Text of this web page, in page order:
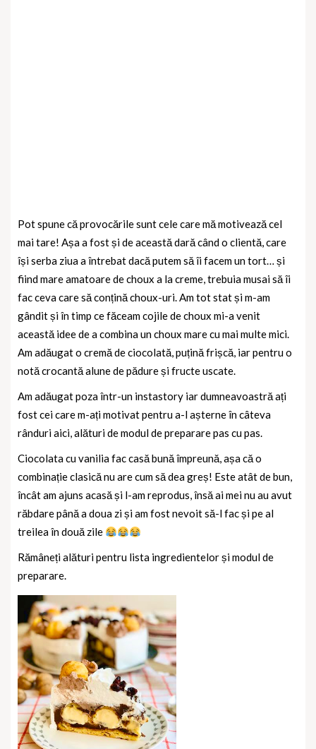
Pot spune că provocările sunt cele care mă motivează cel
mai tare! Așa a fost și de această dară când o clientă, care
își serba ziua a întrebat dacă putem să îi facem un tort… și
fiind mare amatoare de choux a la creme, trebuia musai să îi
fac ceva care să conțină choux-uri. Am tot stat și m-am
gândit și în timp ce făceam cojile de choux mi-a venit
această idee de a combina un choux mare cu mai multe mici.
Am adăugat o cremă de ciocolată, puțină frișcă, iar pentru o
notă crocantă alune de pădure și fructe uscate.
Am adăugat poza într-un instastory iar dumneavoastră ați
fost cei care m-ați motivat pentru a-l așterne în câteva
rânduri aici, alături de modul de preparare pas cu pas.
Ciocolata cu vanilia fac casă bună împreună, așa că o
combinație clasică nu are cum să dea greș! Este atât de bun,
încât am ajuns acasă și l-am reprodus, însă ai mei nu au avut
răbdare până a doua zi și am fost nevoit să-l fac și pe al
treilea în două zile
Rămâneți alături pentru lista ingredientelor și modul de
preparare.